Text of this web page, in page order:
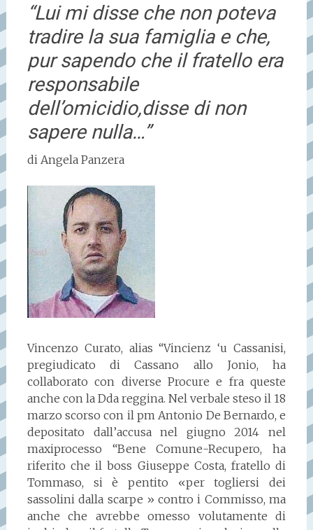
“Lui mi disse che non poteva
tradire la sua famiglia e che,
pur sapendo che il fratello era
responsabile
dell’omicidio,disse di non
sapere nulla…”
di Angela Panzera
Vincenzo Curato, alias “Vincienz ‘u Cassanisi,
pregiudicato di Cassano allo Jonio, ha
collaborato con diverse Procure e fra queste
anche con la Dda reggina. Nel verbale steso il 18
marzo scorso con il pm Antonio De Bernardo, e
depositato dall’accusa nel giugno 2014 nel
maxiprocesso “Bene Comune-Recupero, ha
riferito che il boss Giuseppe Costa, fratello di
Tommaso, si è pentito «per togliersi dei
sassolini dalla scarpe » contro i Commisso, ma
anche che avrebbe omesso volutamente di